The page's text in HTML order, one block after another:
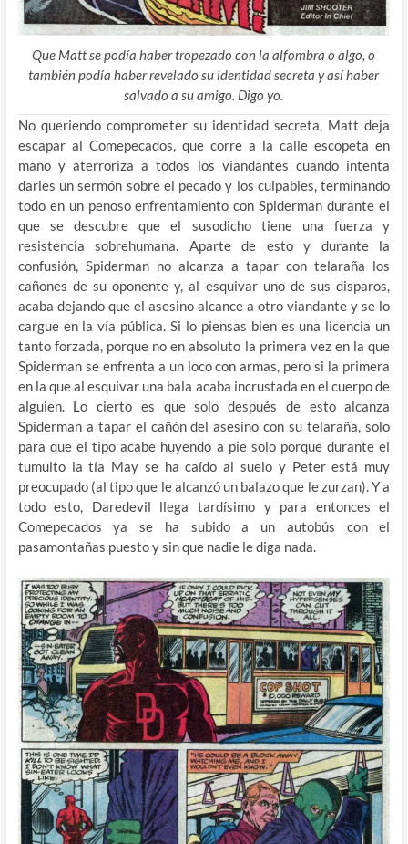
Que Matt se podía haber tropezado con la alfombra o algo, o
también podía haber revelado su identidad secreta y así haber
salvado a su amigo. Digo yo.
No queriendo comprometer su identidad secreta, Matt deja
escapar al Comepecados, que corre a la calle escopeta en
mano y aterroriza a todos los viandantes cuando intenta
darles un sermón sobre el pecado y los culpables, terminando
todo en un penoso enfrentamiento con Spiderman durante el
que se descubre que el susodicho tiene una fuerza y
resistencia sobrehumana. Aparte de esto y durante la
confusión, Spiderman no alcanza a tapar con telaraña los
cañones de su oponente y, al esquivar uno de sus disparos,
acaba dejando que el asesino alcance a otro viandante y se lo
cargue en la vía pública. Si lo piensas bien es una licencia un
tanto forzada, porque no en absoluto la primera vez en la que
Spiderman se enfrenta a un loco con armas, pero si la primera
en la que al esquivar una bala acaba incrustada en el cuerpo de
alguien. Lo cierto es que solo después de esto alcanza
Spiderman a tapar el cañón del asesino con su telaraña, solo
para que el tipo acabe huyendo a pie solo porque durante el
tumulto la tía May se ha caído al suelo y Peter está muy
preocupado (al tipo que le alcanzó un balazo que le zurzan). Y a
todo esto, Daredevil llega tardísimo y para entonces el
Comepecados ya se ha subido a un autobús con el
pasamontañas puesto y sin que nadie le diga nada.